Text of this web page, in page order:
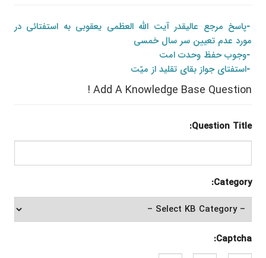
پاسخ مرجع عالیقدر آیت الله العظمی یعقوبی به استفتائی در
مورد عدم تعیین سر سال خمسی
وجوب حفظ وحدت امت
استفتای جواز بقای تقلید از میّت
Add A Knowledge Base Question !
Question Title:
Category:
Captcha: